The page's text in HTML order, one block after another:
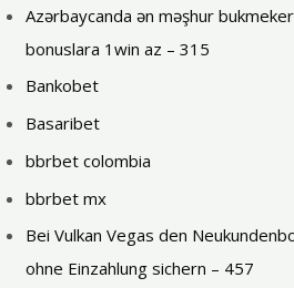
Azərbaycanda ən məşhur
bonuslara 1win az – 315
Bankobet
Basaribet
bbrbet colombia
bbrbet mx
Bei Vulkan Vegas den
ohne Einzahlung sichern – 457